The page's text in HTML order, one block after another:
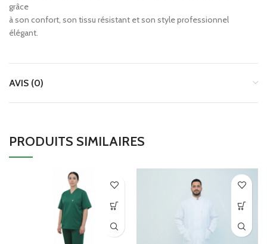
grâce
à son confort, son tissu résistant et son style professionnel
élégant.
AVIS (0)
PRODUITS SIMILAIRES